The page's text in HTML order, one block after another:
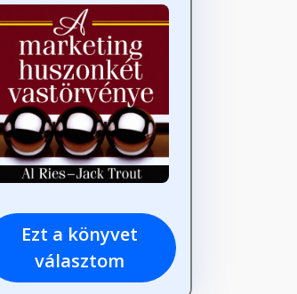
Ezt a könyvet
választom